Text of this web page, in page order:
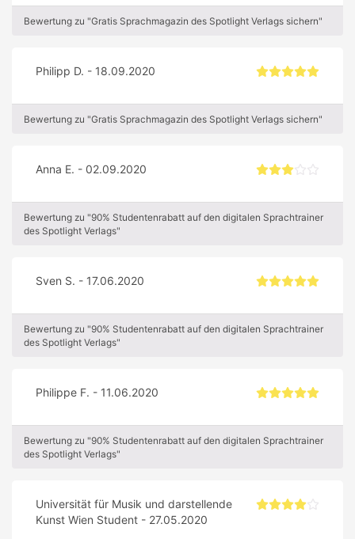
Bewertung zu "Gratis Sprachmagazin des Spotlight Verlags sichern"
Philipp D. - 18.09.2020
Bewertung zu "Gratis Sprachmagazin des Spotlight Verlags sichern"
Anna E. - 02.09.2020
Bewertung zu "90% Studentenrabatt auf den digitalen Sprachtrainer
des Spotlight Verlags"
Sven S. - 17.06.2020
Bewertung zu "90% Studentenrabatt auf den digitalen Sprachtrainer
des Spotlight Verlags"
Philippe F. - 11.06.2020
Bewertung zu "90% Studentenrabatt auf den digitalen Sprachtrainer
des Spotlight Verlags"
Universität für Musik und darstellende
Kunst Wien Student - 27.05.2020